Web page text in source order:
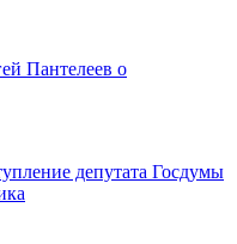
Пантелеев о
депутата Госдумы